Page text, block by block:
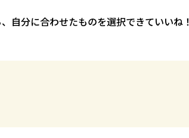
自分に合わせたものを選択できていいね！